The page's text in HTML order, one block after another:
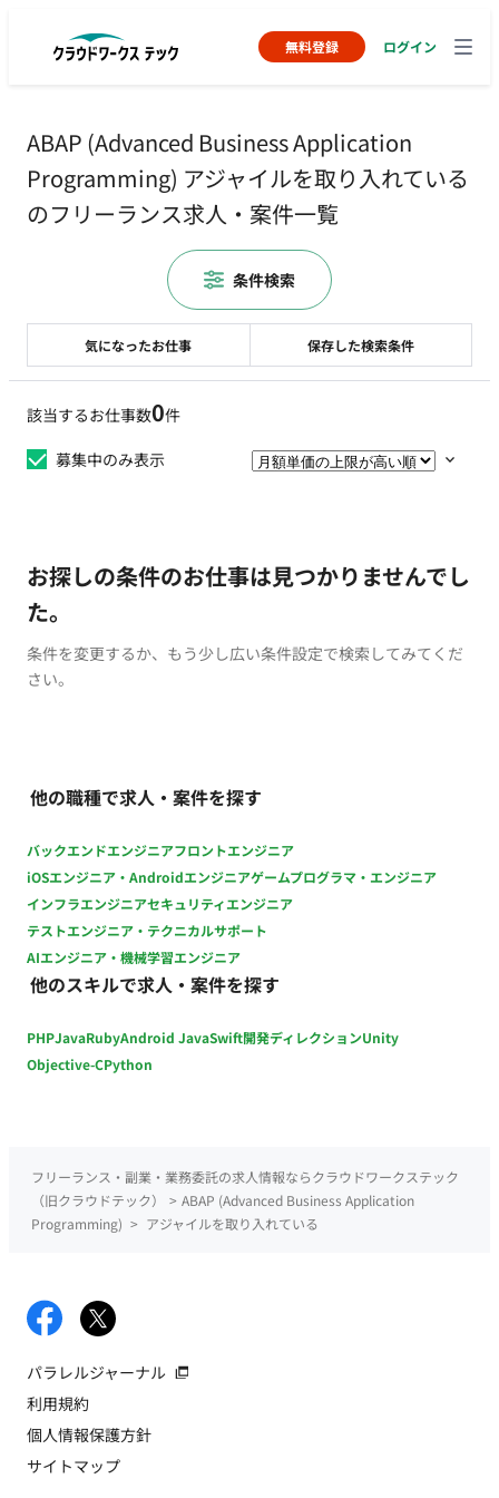
無料登録 ログイン
ABAP (Advanced Business Application
Programming) アジャイルを取り入れている
のフリーランス求人・案件一覧
該当するお仕事数0件
募集中のみ表示
お探しの条件のお仕事は見つかりませんでし
た。
条件を変更するか、もう少し広い条件設定で検索してみてくだ
さい。
他の職種で求人・案件を探す
バックエンドエンジニアフロントエンジニア
iOSエンジニア・Androidエンジニアゲームプログラマ・エンジニア
インフラエンジニアセキュリティエンジニア
テストエンジニア・テクニカルサポート
AIエンジニア・機械学習エンジニア
他のスキルで求人・案件を探す
PHPJavaRubyAndroid JavaSwift開発ディレクションUnity
Objective-CPython
気になったお仕事 保存した検索条件
条件検索
フリーランス・副業・業務委託の求人情報ならクラウドワークステック
（旧クラウドテック）
> ABAP (Advanced Business Application
Programming) > アジャイルを取り入れている
パラレルジャーナル
利用規約
個人情報保護方針
サイトマップ